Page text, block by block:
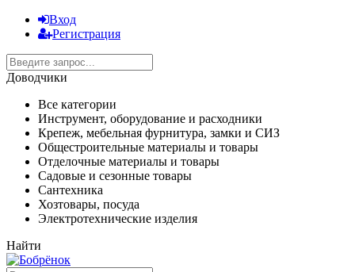
Вход
Регистрация
Доводчики
Все категории
Инструмент, оборудование и расходники
Крепеж, мебельная фурнитура, замки и СИЗ
Общестроительные материалы и товары
Отделочные материалы и товары
Садовые и сезонные товары
Сантехника
Хозтовары, посуда
Электротехнические изделия
Найти